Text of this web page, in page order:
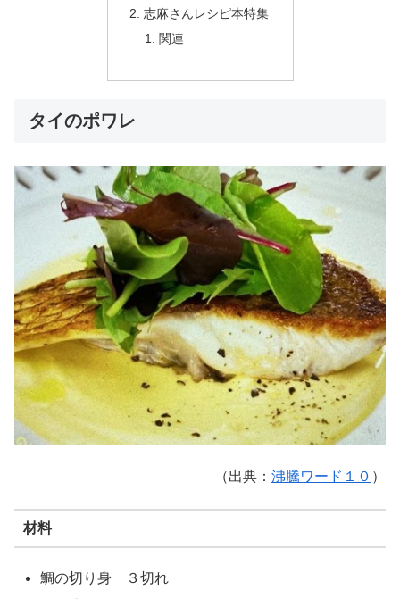
志麻さんレシピ本特集
関連
タイのポワレ
（出典： 沸騰ワード１０ ）
材料
鯛の切り身 ３切れ